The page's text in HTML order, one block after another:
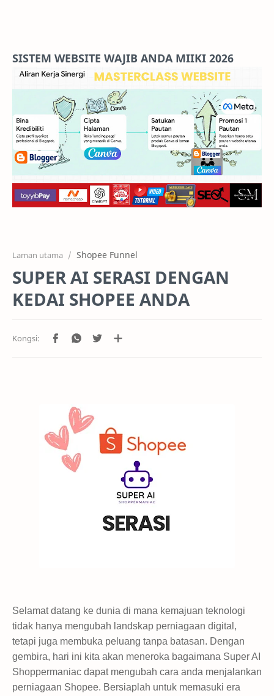
Features
Pricing
Services
RTL Mode
SISTEM WEBSITE WAJIB ANDA MIIKI 2026
Laman utama Shopee Funnel
SUPER AI SERASI DENGAN
KEDAI SHOPEE ANDA
Selamat datang ke dunia di mana kemajuan teknologi
tidak hanya mengubah landskap perniagaan digital,
tetapi juga membuka peluang tanpa batasan. Dengan
gembira, hari ini kita akan meneroka bagaimana Super AI
Shoppermaniac dapat mengubah cara anda menjalankan
perniagaan Shopee. Bersiaplah untuk memasuki era